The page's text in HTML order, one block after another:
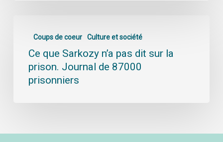
Coups de coeur Culture et société
Ce que Sarkozy n’a pas dit sur la
prison. Journal de 87000
prisonniers